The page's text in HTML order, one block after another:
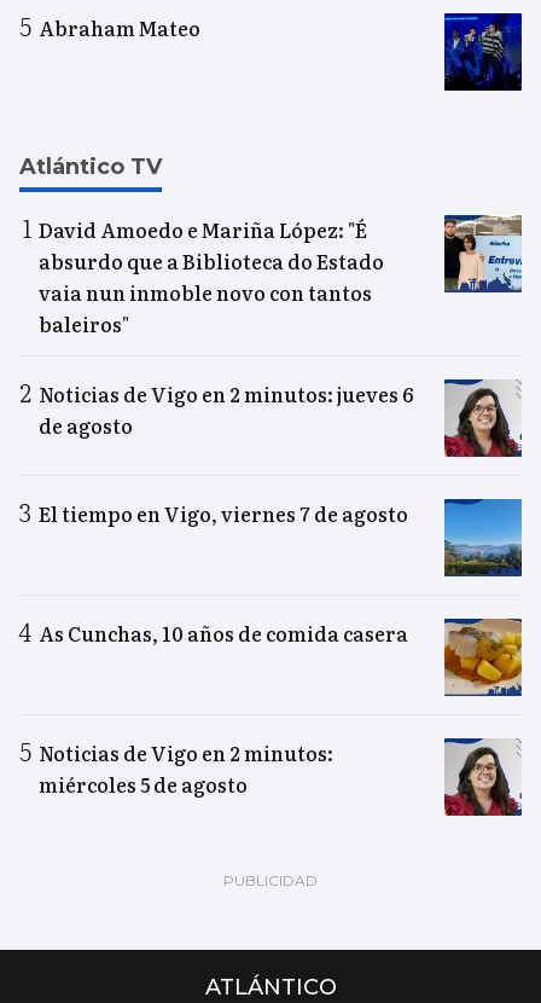
Abraham Mateo
Atlántico TV
David Amoedo e Mariña López: "É
absurdo que a Biblioteca do Estado
vaia nun inmoble novo con tantos
baleiros"
Noticias de Vigo en 2 minutos: jueves 6
de agosto
El tiempo en Vigo, viernes 7 de agosto
As Cunchas, 10 años de comida casera
Noticias de Vigo en 2 minutos:
miércoles 5 de agosto
ATLÁNTICO